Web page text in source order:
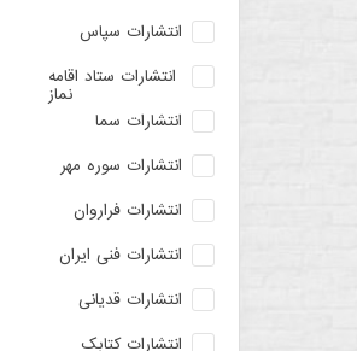
انتشارات سپاس
انتشارات ستاد اقامه
نماز
انتشارات سما
انتشارات سوره مهر
انتشارات فراروان
انتشارات فنی ایران
انتشارات قدیانی
انتشارات کتابک